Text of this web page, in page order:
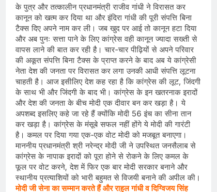
के पुत्र और तत्कालीन प्रधानमंत्री राजीव गांधी ने विरासत कर
कानून को खत्म कर दिया था और इंदिरा गांधी की पूरी संपत्ति बिना
टैक्स दिए अपने नाम कर ली। जब खुद पर आई तो कानून हटा दिया
और अब पुनः सत्ता पाने के लिए कांग्रेस वही कानून ज्यादा सख्ती से
वापस लाने की बात कर रही है। चार-चार पीढ़ियों से अपने परिवार
की अकूत संपत्ति बिना टैक्स के प्राप्त करने के बाद अब ये कांग्रेसी
नेता देश की जनता पर विरासत कर लगा उनकी आधी संपत्ति लूटना
चाहती है। आज इसीलिए देश कह रहा है कि कांग्रेस की लूट, जिंदगी
के साथ भी और जिंदगी के बाद भी। कांग्रेस के इन खतरनाक इरादों
और देश की जनता के बीच मोदी एक दीवार बन कर खड़ा है। ये
अपशब्द इसलिए कहे जा रहे हैं क्योंकि मोदी 56 इंच का सीना तान
कर खड़ा है। कांग्रेस के मंसूबे सफल नहीं होंगे ये मोदी की गारंटी
है। कमल पर दिया गया एक-एक वोट मोदी को मजबूत बनाएगा।
माननीय प्रधानमंत्री श्री नरेन्द्र मोदी जी ने उपस्थित जनसैलाब से
कांग्रेस के नापाक इरादों को पूरा होने से रोकने के लिए कमल के
फूल पर वोट करने, देश में फिर एक बार मोदी सरकार बनाने और
स्थानीय प्रत्याशियों को भारी बहुमत से विजयी बनाने की अपील की।
मोदी जी सेना का सम्मान करते हैं और राहुल गांधी व दिग्विजय सिंह